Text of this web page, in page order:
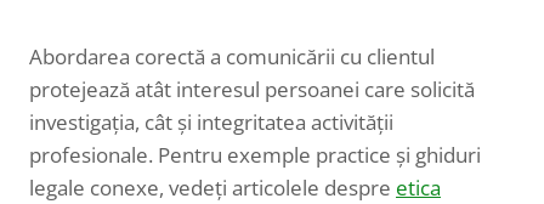
Abordarea corectă a comunicării cu clientul
protejează atât interesul persoanei care solicită
investigația, cât și integritatea activității
profesionale. Pentru exemple practice și ghiduri
legale conexe, vedeți articolele despre etica